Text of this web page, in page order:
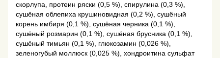
скорлупа, протеин ряски (0,5 %), спирулина (0,3 %),
сушёная облепиха крушиновидная (0,2 %), сушёный
корень имбиря (0,1 %), сушёная черника (0,1 %),
сушёный розмарин (0,1 %), сушёная брусника (0,1 %),
сушёный тимьян (0,1 %), глюкозамин (0,026 %),
зеленогубый моллюск (0,025 %), хондроитина сульфат